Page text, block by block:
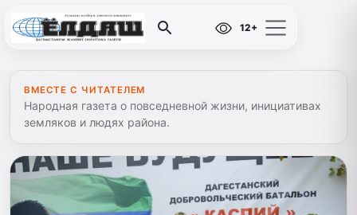
12+
ВМЕСТЕ С ЧИТАТЕЛЕМ
Народная газета о повседневной жизни, инициативах
земляков и людях района.